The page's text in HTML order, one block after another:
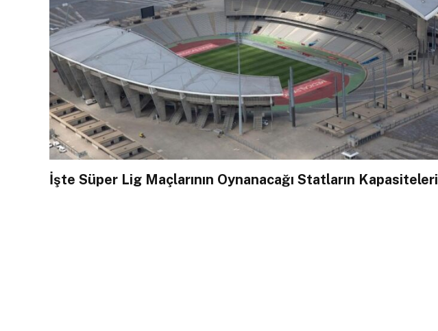
İşte Süper Lig Maçlarının Oynanacağı Statların Kapasiteleri